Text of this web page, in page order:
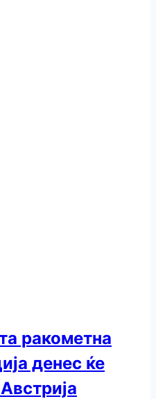
ракометна
денес ќе